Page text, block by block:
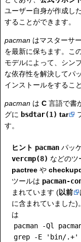
ユーザー自身が作成し
することができます。
pacman はマスターサ
を最新に保ちます。こ
モデルによって、シン
な依存性を解決してパ
インストールをするこ
pacman は C 言語で書
グに bsdtar(1) tar
す。
ヒント pacman パッ
vercmp(8) などのツ
pactree や
ツールは pacman-
まれています (以前
に含まれていました)
は
pacman -Ql
grep -E 'bin/.+'